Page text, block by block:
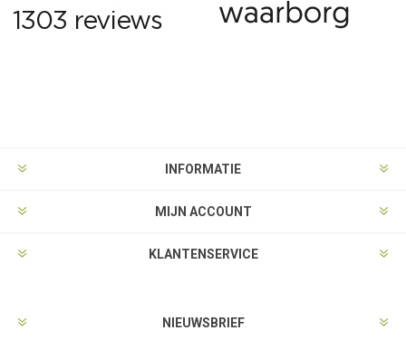
INFORMATIE
MIJN ACCOUNT
KLANTENSERVICE
NIEUWSBRIEF